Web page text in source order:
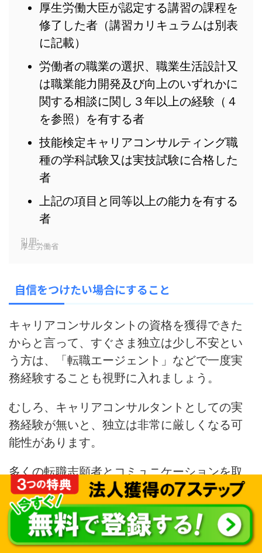
厚生労働大臣が認定する講習の課程を
修了した者（講習カリキュラムは別表
に記載）
労働者の職業の選択、職業生活設計又
は職業能力開発及び向上のいずれかに
関する相談に関し３年以上の経験（４
を参照）を有する者
技能検定キャリアコンサルティング職
種の学科試験又は実技試験に合格した
者
上記の項目と同等以上の能力を有する
者
引用:
厚生労働省
自信をつけたい場合にすること
キャリアコンサルタントの資格を獲得できた
からと言って、すぐさま独立は少し不安とい
う方は、「転職エージェント」などで一度実
務経験することも視野に入れましょう。
むしろ、キャリアコンサルタントとしての実
務経験が無いと、 独立は非常に厳しくなる可
能性があります。
多くの転職志願者とコミュニケーションを取
ることで、キャリアコンサルタントのスキル
を磨くことができます。
多くの相談者の悩みを引き出す